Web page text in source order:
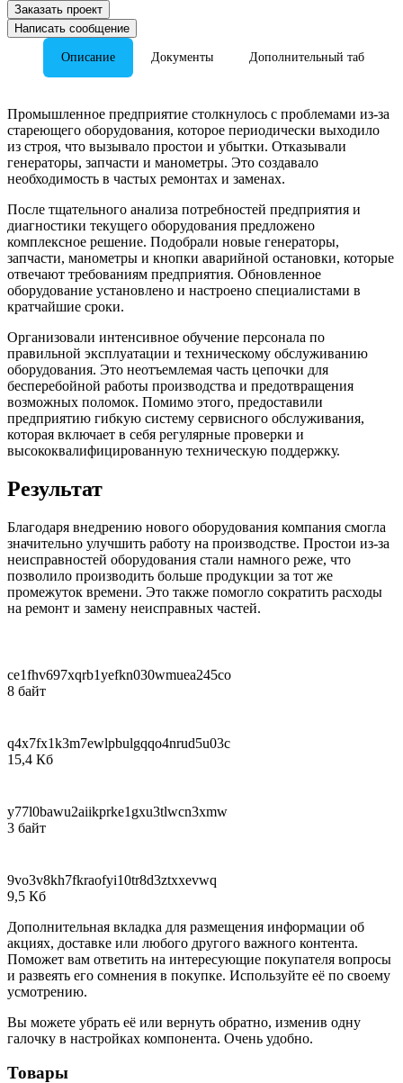
Заказать проект
Написать сообщение
Описание Документы Дополнительный таб
Промышленное предприятие столкнулось с проблемами из-за
стареющего оборудования, которое периодически выходило
из строя, что вызывало простои и убытки. Отказывали
генераторы, запчасти и манометры. Это создавало
необходимость в частых ремонтах и заменах.
После тщательного анализа потребностей предприятия и
диагностики текущего оборудования предложено
комплексное решение. Подобрали новые генераторы,
запчасти, манометры и кнопки аварийной остановки, которые
отвечают требованиям предприятия. Обновленное
оборудование установлено и настроено специалистами в
кратчайшие сроки.
Организовали интенсивное обучение персонала по
правильной эксплуатации и техническому обслуживанию
оборудования. Это неотъемлемая часть цепочки для
бесперебойной работы производства и предотвращения
возможных поломок. Помимо этого, предоставили
предприятию гибкую систему сервисного обслуживания,
которая включает в себя регулярные проверки и
высококвалифицированную техническую поддержку.
Результат
Благодаря внедрению нового оборудования компания смогла
значительно улучшить работу на производстве. Простои из-за
неисправностей оборудования стали намного реже, что
позволило производить больше продукции за тот же
промежуток времени. Это также помогло сократить расходы
на ремонт и замену неисправных частей.
ce1fhv697xqrb1yefkn030wmuea245co
8 байт
q4x7fx1k3m7ewlpbulgqqo4nrud5u03c
15,4 Кб
y77l0bawu2aiikprke1gxu3tlwcn3xmw
3 байт
9vo3v8kh7fkraofyi10tr8d3ztxxevwq
9,5 Кб
Дополнительная вкладка для размещения информации об
акциях, доставке или любого другого важного контента.
Поможет вам ответить на интересующие покупателя вопросы
и развеять его сомнения в покупке. Используйте её по своему
усмотрению.
Вы можете убрать её или вернуть обратно, изменив одну
галочку в настройках компонента. Очень удобно.
Товары